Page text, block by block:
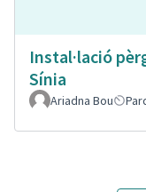
Instal·lació
Sínia
Ariadna Bou